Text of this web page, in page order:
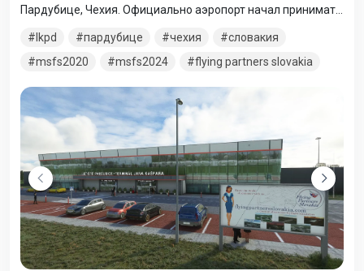
Пардубице, Чехия. Официально аэропорт начал принимать
чартерных рейсов в южную Европу в летний сезон,
перевозки российских туристов в Чехию и грузовых рейсов.
принял более 184 тысяч пассажиров.
lkpd пардубице чехия
словакия
msfs2020
msfs2024 flying partners slovakia